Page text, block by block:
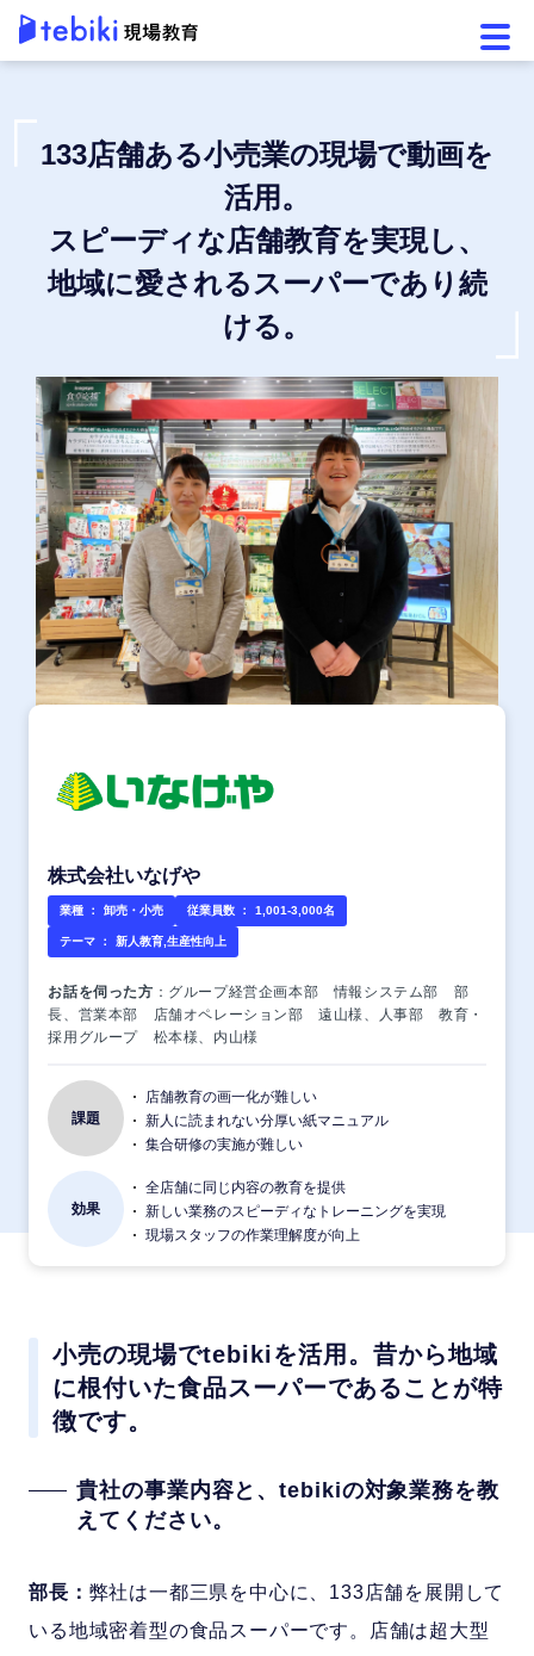
133店舗ある小売業の現場で動画を
活用。
スピーディな店舗教育を実現し、
地域に愛されるスーパーであり続
ける。
株式会社いなげや
業種 ： 卸売・小売 従業員数 ： 1,001-3,000名
テーマ ： 新人教育,生産性向上
お話を伺った方 ：グループ経営企画本部 情報システム部 部
長、営業本部 店舗オペレーション部 遠山様、人事部 教育・
採用グループ 松本様、内山様
課題
店舗教育の画一化が難しい
新人に読まれない分厚い紙マニュアル
集合研修の実施が難しい
効果
全店舗に同じ内容の教育を提供
新しい業務のスピーディなトレーニングを実現
現場スタッフの作業理解度が向上
小売の現場でtebikiを活用。昔から地域
に根付いた食品スーパーであることが特
徴です。
貴社の事業内容と、tebikiの対象業務を教
えてください。
部長： 弊社は一都三県を中心に、133店舗を展開して
いる地域密着型の食品スーパーです。店舗は超大型